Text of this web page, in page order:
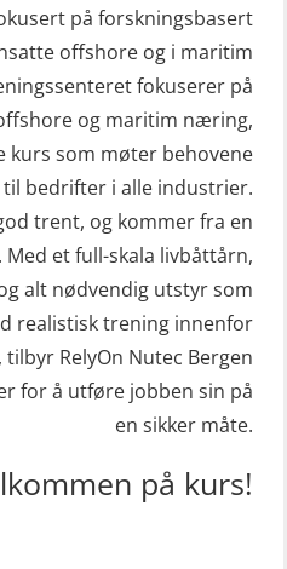
på forskningsbasert
offshore og i maritim
fokuserer på
og maritim næring,
kurs som møter behovene
til bedrifter i alle industrier.
trent, og kommer fra en
et full-skala livbåttårn,
alt nødvendig utstyr som
realistisk trening innenfor
RelyOn Nutec Bergen
for å utføre jobben sin på
en sikker måte.
på kurs!